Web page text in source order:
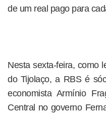
de um real pago para
Nesta sexta-feira, como
do Tijolaço, a RBS é
economista Armínio
Central no governo